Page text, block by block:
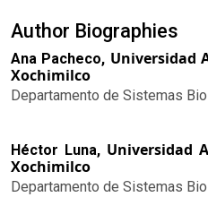
Author Biographies
Ana Pacheco, Universidad
Xochimilco
Departamento de Sistemas
Héctor Luna, Universidad
Xochimilco
Departamento de Sistemas